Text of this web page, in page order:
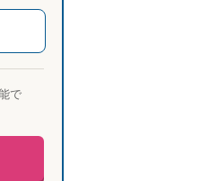
で